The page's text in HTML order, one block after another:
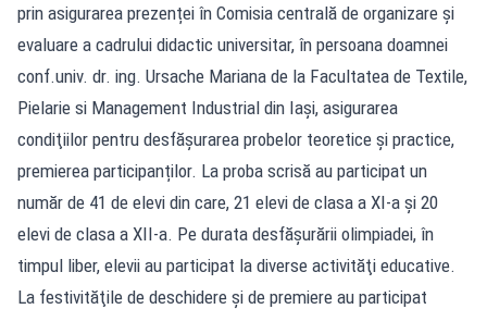
prin asigurarea prezenței în Comisia centrală de organizare şi
evaluare a cadrului didactic universitar, în persoana doamnei
conf.univ. dr. ing. Ursache Mariana de la Facultatea de Textile,
Pielarie si Management Industrial din Iași, asigurarea
condiţiilor pentru desfăşurarea probelor teoretice şi practice,
premierea participanților. La proba scrisă au participat un
număr de 41 de elevi din care, 21 elevi de clasa a XI-a și 20
elevi de clasa a XII-a. Pe durata desfășurării olimpiadei, în
timpul liber, elevii au participat la diverse activităţi educative.
La festivităţile de deschidere şi de premiere au participat